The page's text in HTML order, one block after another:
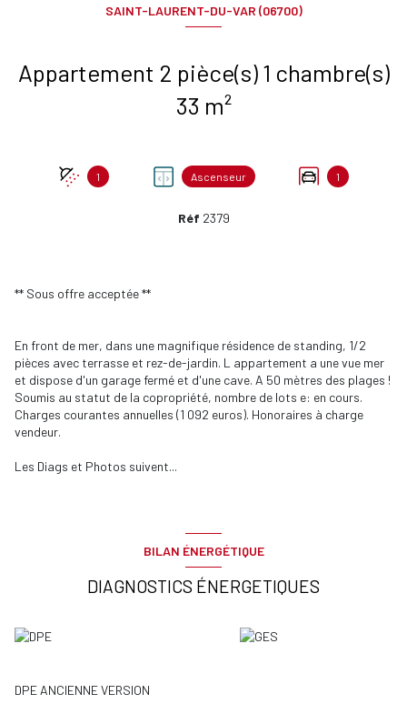
SAINT-LAURENT-DU-VAR (06700)
Appartement 2 pièce(s) 1 chambre(s)
33 m²
1 Ascenseur 1
Réf 2379
** Sous offre acceptée **
En front de mer, dans une magnifique résidence de standing, 1/2
pièces avec terrasse et rez-de-jardin. L appartement a une vue mer
et dispose d'un garage fermé et d'une cave. A 50 mètres des plages !
Soumis au statut de la copropriété, nombre de lots e: en cours.
Charges courantes annuelles (1 092 euros). Honoraires à charge
vendeur.
Les Diags et Photos suivent...
BILAN ÉNERGÉTIQUE
DIAGNOSTICS ÉNERGETIQUES
DPE ANCIENNE VERSION